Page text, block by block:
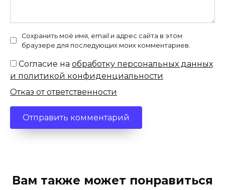
Сохранить моё имя, email и адрес сайта в этом
браузере для последующих моих комментариев.
Согласие на обработку персональных данных
и политикой конфиденциальности
Отказ от ответственности
Вам также может понравиться